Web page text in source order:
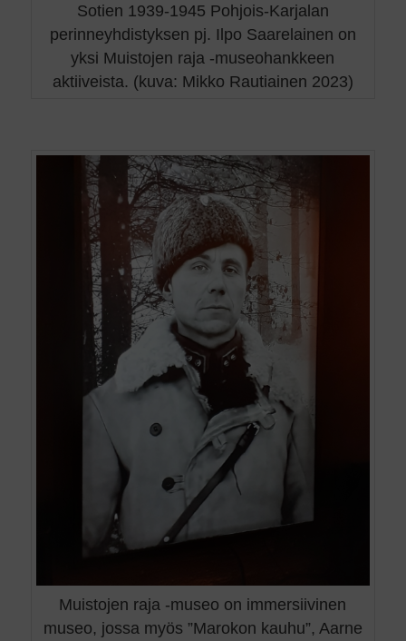
Sotien 1939-1945 Pohjois-Karjalan
perinneyhdistyksen pj. Ilpo Saarelainen on
yksi Muistojen raja -museohankkeen
aktiiveista. (kuva: Mikko Rautiainen 2023)
Muistojen raja -museo on immersiivinen
museo, jossa myös ”Marokon kauhu”, Aarne